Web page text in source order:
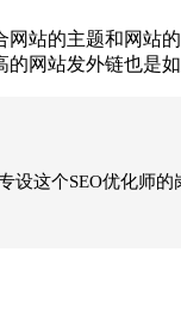
的主题和网站的
网站发外链也是
设这个SEO优化师